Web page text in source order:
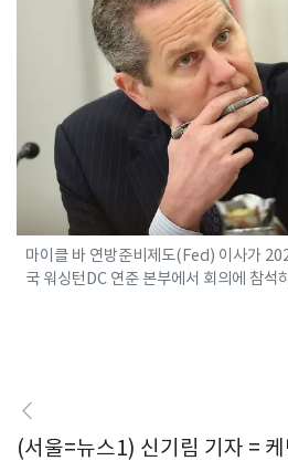
마이클 바 연방준비제도(Fed) 이사가
국 워싱턴DC 연준 본부에서 회의에 참
(서울=뉴스1) 신기림 기자 = 케